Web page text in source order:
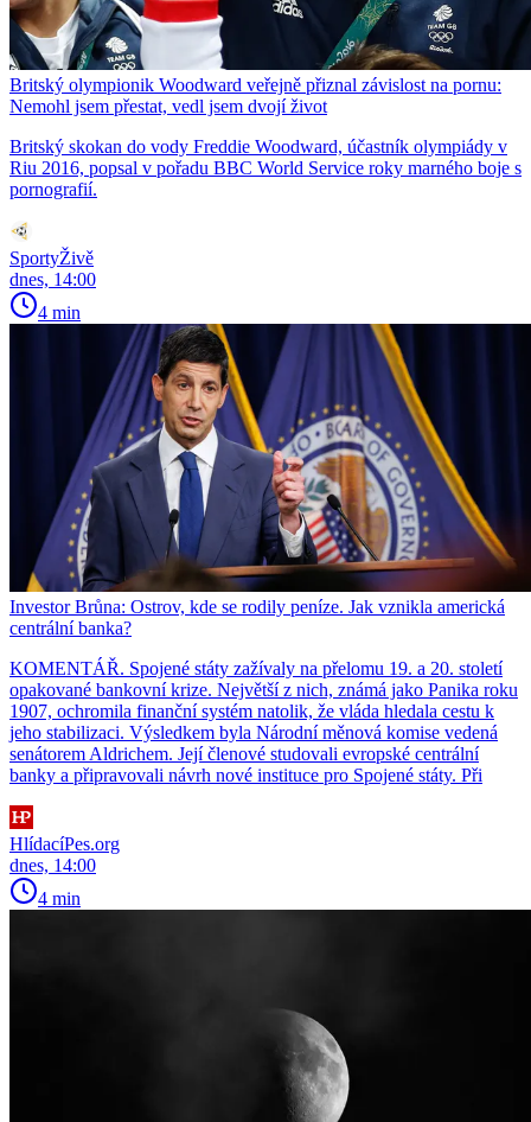
Britský olympionik Woodward veřejně přiznal závislost na pornu:
Nemohl jsem přestat, vedl jsem dvojí život
Britský skokan do vody Freddie Woodward, účastník olympiády v
Riu 2016, popsal v pořadu BBC World Service roky marného boje s
pornografií.
SportyŽivě
dnes, 14:00
4 min
Investor Brůna: Ostrov, kde se rodily peníze. Jak vznikla americká
centrální banka?
KOMENTÁŘ. Spojené státy zažívaly na přelomu 19. a 20. století
opakované bankovní krize. Největší z nich, známá jako Panika roku
1907, ochromila finanční systém natolik, že vláda hledala cestu k
jeho stabilizaci. Výsledkem byla Národní měnová komise vedená
senátorem Aldrichem. Její členové studovali evropské centrální
banky a připravovali návrh nové instituce pro Spojené státy. Při
HlídacíPes.org
dnes, 14:00
4 min